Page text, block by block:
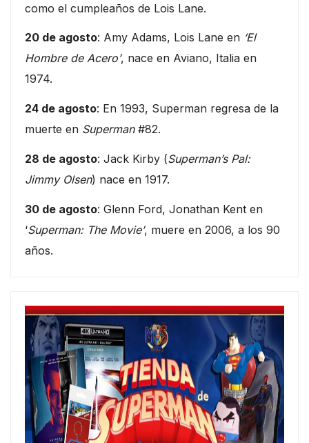
como el cumpleaños de Lois Lane.
20 de agosto: Amy Adams, Lois Lane en ‘El
Hombre de Acero’, nace en Aviano, Italia en
1974.
24 de agosto: En 1993, Superman regresa de la
muerte en Superman#82.
28 de agosto: Jack Kirby (Superman’s Pal:
Jimmy Olsen) nace en 1917.
30 de agosto: Glenn Ford, Jonathan Kent en
‘Superman: The Movie’, muere en 2006, a los 90
años.